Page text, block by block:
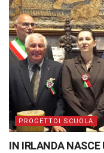
PROGETTOI SCUOLA
IN IRLANDA